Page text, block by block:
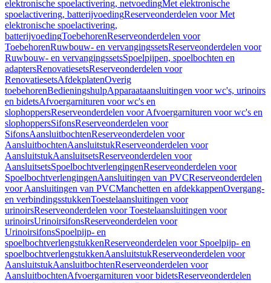
elektronische spoelactivering, netvoedingMet elektronische
spoelactivering, batterijvoedingReserveonderdelen voor Met
elektronische spoelactivering,
batterijvoedingToebehorenReserveonderdelen voor
ToebehorenRuwbouw- en vervangingssetsReserveonderdelen voor
Ruwbouw- en vervangingssetsSpoelpijpen, spoelbochten en
adaptersRenovatiesetsReserveonderdelen voor
RenovatiesetsAfdekplatenOverig
toebehorenBedieningshulpApparaataansluitingen voor wc's, urinoirs
en bidetsAfvoergarnituren voor wc's en
slophoppersReserveonderdelen voor Afvoergarnituren voor wc's en
slophoppersSifonsReserveonderdelen voor
SifonsAansluitbochtenReserveonderdelen voor
AansluitbochtenAansluitstukReserveonderdelen voor
AansluitstukAansluitsetsReserveonderdelen voor
AansluitsetsSpoelbochtverlengingenReserveonderdelen voor
SpoelbochtverlengingenAansluitingen van PVCReserveonderdelen
voor Aansluitingen van PVCManchetten en afdekkappenOvergang-
en verbindingsstukkenToestelaansluitingen voor
urinoirsReserveonderdelen voor Toestelaansluitingen voor
urinoirsUrinoirsifonsReserveonderdelen voor
UrinoirsifonsSpoelpijp- en
spoelbochtverlengstukkenReserveonderdelen voor Spoelpijp- en
spoelbochtverlengstukkenAansluitstukReserveonderdelen voor
AansluitstukAansluitbochtenReserveonderdelen voor
AansluitbochtenAfvoergarnituren voor bidetsReserveonderdelen